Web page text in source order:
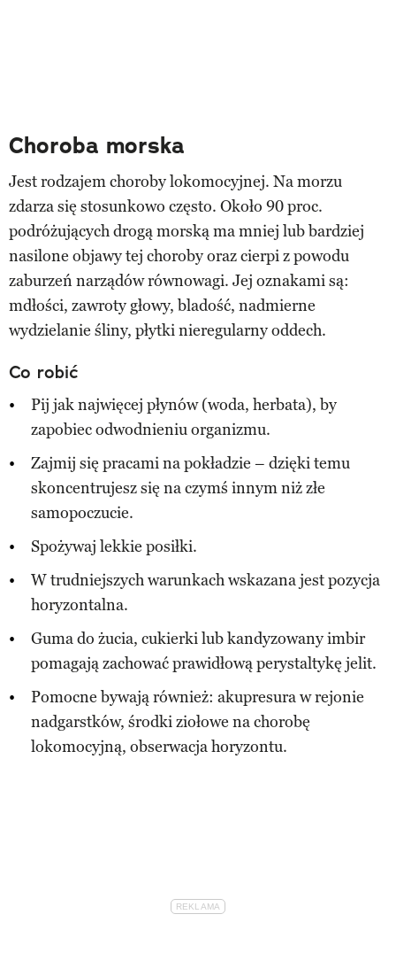
Choroba morska
Jest rodzajem choroby lokomocyjnej. Na morzu
zdarza się stosunkowo często. Około 90 proc.
podróżujących drogą morską ma mniej lub bardziej
nasilone objawy tej choroby oraz cierpi z powodu
zaburzeń narządów równowagi. Jej oznakami są:
mdłości, zawroty głowy, bladość, nadmierne
wydzielanie śliny, płytki nieregularny oddech.
Co robić
Pij jak najwięcej płynów (woda, herbata), by
zapobiec odwodnieniu organizmu.
Zajmij się pracami na pokładzie – dzięki temu
skoncentrujesz się na czymś innym niż złe
samopoczucie.
Spożywaj lekkie posiłki.
W trudniejszych warunkach wskazana jest pozycja
horyzontalna.
Guma do żucia, cukierki lub kandyzowany imbir
pomagają zachować prawidłową perystaltykę jelit.
Pomocne bywają również: akupresura w rejonie
nadgarstków, środki ziołowe na chorobę
lokomocyjną, obserwacja horyzontu.